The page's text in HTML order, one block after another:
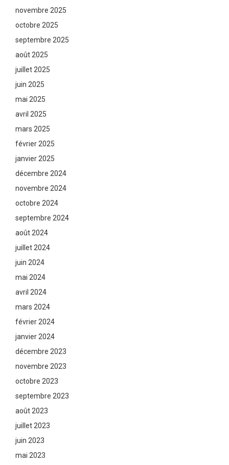
novembre 2025
octobre 2025
septembre 2025
août 2025
juillet 2025
juin 2025
mai 2025
avril 2025
mars 2025
février 2025
janvier 2025
décembre 2024
novembre 2024
octobre 2024
septembre 2024
août 2024
juillet 2024
juin 2024
mai 2024
avril 2024
mars 2024
février 2024
janvier 2024
décembre 2023
novembre 2023
octobre 2023
septembre 2023
août 2023
juillet 2023
juin 2023
mai 2023